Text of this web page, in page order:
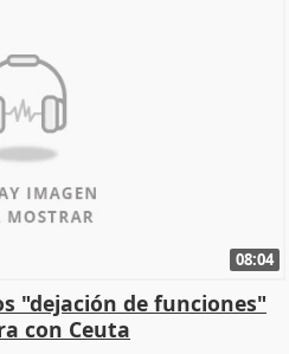
08:04
"dejación de funciones"
con Ceuta